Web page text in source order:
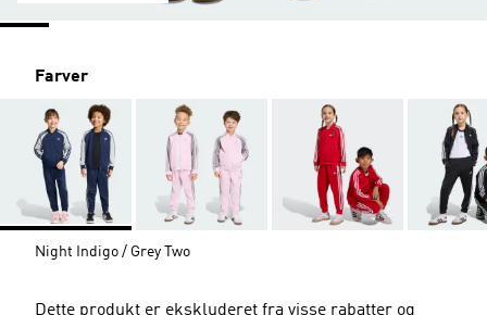
Farver
Night Indigo / Grey Two
Dette produkt er ekskluderet fra visse rabatter og